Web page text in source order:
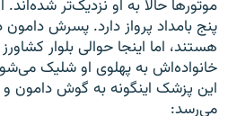
پنج بامداد پرواز دارد. پسرش
هستند، اما اینجا حوالی بلوار
خانواده‌اش به پهلوی او شلیک
این پزشک اینگونه به گوش
می‌رسد: